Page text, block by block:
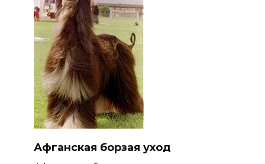
Афганская борзая уход